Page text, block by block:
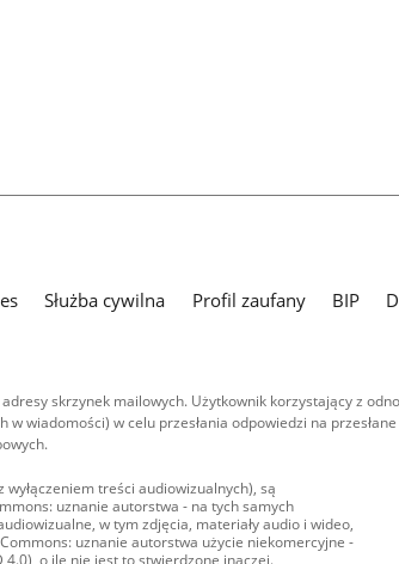
Służba cywilna Profil zaufany BIP
skrzynek mailowych. Użytkownik korzystający z
wiadomości) w celu przesłania odpowiedzi na
treści audiowizualnych), są
uznanie autorstwa - na tych samych
w tym zdjęcia, materiały audio i wideo,
uznanie autorstwa użycie niekomercyjne -